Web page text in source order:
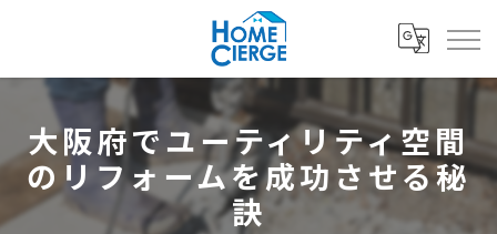
大阪府でユーティリティ空間
のリフォームを成功させる秘
訣